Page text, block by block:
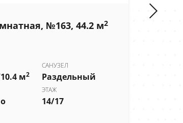
№163, 44.2 м2
м2
САНУЗЕЛ
Раздельный
ЭТАЖ
14/17